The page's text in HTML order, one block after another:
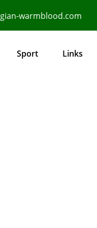
warmblood.com
Sport Links